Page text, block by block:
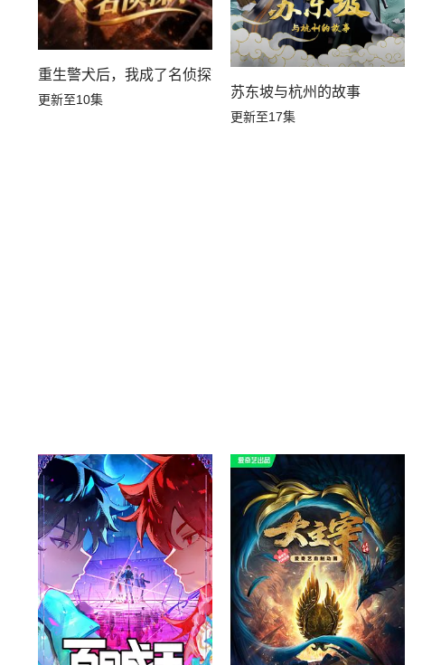
重生警犬后，我成了名侦探？
更新至10集 苏东坡与杭州的故事
更新至17集